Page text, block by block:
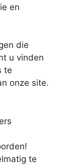
en
die
u vinden
te
onze site.
te